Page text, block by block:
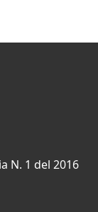
N. 1 del 2016